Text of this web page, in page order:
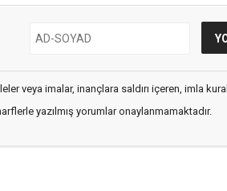
veya imalar, inançlara saldırı içeren, imla
yazılmış yorumlar onaylanmamaktadır.